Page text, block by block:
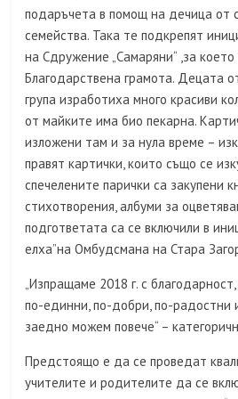
подаръчета в помощ на дечица от
семейства. Така те подкрепят
на Сдружение „Самаряни“ ,за което
Благодарствена грамота. Децата
група изработиха много красиви
от майките има био пекарна.
изложени там и за нула време –
правят картички, които също се
спечелените парички са закупени
стихотворения, албуми за
подгответата са се включили в
елха”на Омбудсмана на Стара
„Изпращаме 2018 г. с
по-единни, по-добри, по-радостни
заедно можем повече“ –
Предстоящо е да се проведат
учителите и родителите да се